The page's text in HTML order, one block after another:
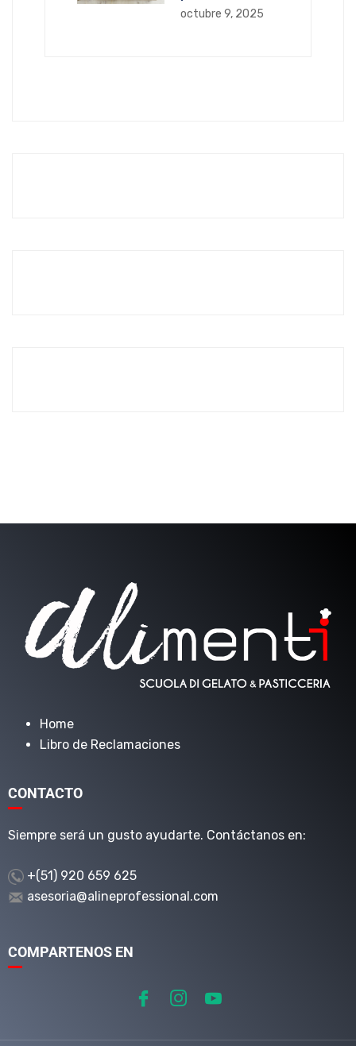
octubre 9, 2025
Home
Libro de Reclamaciones
CONTACTO
Siempre será un gusto ayudarte. Contáctanos en:
+(51) 920 659 625
asesoria@alineprofessional.com
COMPARTENOS EN